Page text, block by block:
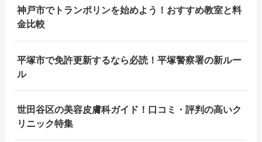
神戸市でトランポリンを始めよう！おすすめ教室と料
金比較
平塚市で免許更新するなら必読！平塚警察署の新ルー
ル
世田谷区の美容皮膚科ガイド！口コミ・評判の高いク
リニック特集